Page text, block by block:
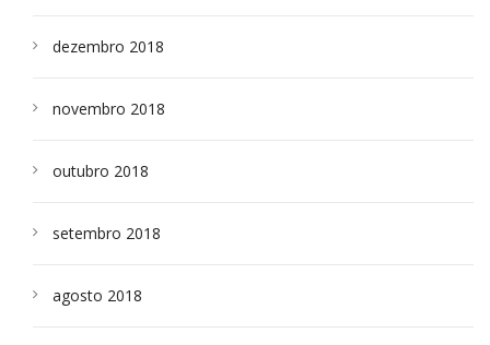
dezembro 2018
novembro 2018
outubro 2018
setembro 2018
agosto 2018